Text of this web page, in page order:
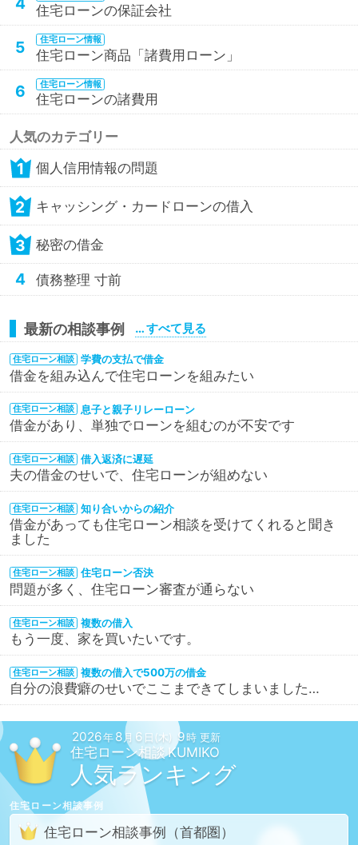
住宅ローンの保証会社
5 住宅ローン情報
住宅ローン商品「諸費用ローン」
6 住宅ローン情報
住宅ローンの諸費用
人気のカテゴリー
1 個人信用情報の問題
2 キャッシング・カードローンの借入
3 秘密の借金
4 債務整理 寸前
最新の相談事例 … すべて見る
住宅ローン相談 学費の支払で借金
借金を組み込んで住宅ローンを組みたい
住宅ローン相談 息子と親子リレーローン
借金があり、単独でローンを組むのが不安です
住宅ローン相談 借入返済に遅延
夫の借金のせいで、住宅ローンが組めない
住宅ローン相談 知り合いからの紹介
借金があっても住宅ローン相談を受けてくれると聞き
ました
住宅ローン相談 住宅ローン否決
問題が多く、住宅ローン審査が通らない
住宅ローン相談 複数の借入
もう一度、家を買いたいです。
住宅ローン相談 複数の借入で500万の借金
自分の浪費癖のせいでここまできてしまいました…
2026年8 月 6 日(木) 9時 更新
住宅ローン相談
人気ランキング
住宅ローン相談事例
住宅ローン相談事例 （首都圏）